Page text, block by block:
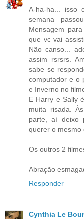
A-ha-ha... isso
semana
Mensagem
que vc vai
Não canso...
assim rsrsrs.
sabe se
computador e o
e Inverno no
E Harry e Sally
muita risada.
parte, aí deixo
querer o mesmo
Os outros 2
Abração
Responder
Cynthia Le